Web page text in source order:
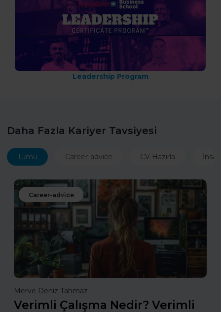
Leadership Program
Daha Fazla Kariyer Tavsiyesi
Tümü Career-advice CV Hazırla
Career-advice
Merve Deniz Tahmaz
Verimli Çalışma Nedir? Verimli